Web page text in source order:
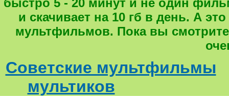
быстро 5 - 20 минут и не один
и скачивает на 10 гб в день. А
мультфильмов. Пока вы
Советские мультфильмы
мультиков